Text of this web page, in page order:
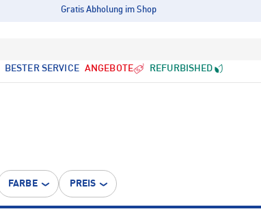
Gratis Abholung im Shop
BESTER SERVICE ANGEBOTE REFURBISHED
FARBE PREIS